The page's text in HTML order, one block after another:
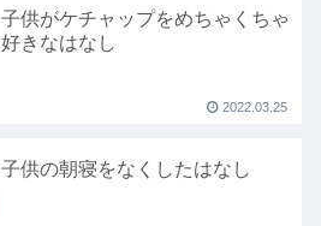
子供がケチャップをめちゃくちゃ
好きなはなし
2022.03.25
子供の朝寝をなくしたはなし